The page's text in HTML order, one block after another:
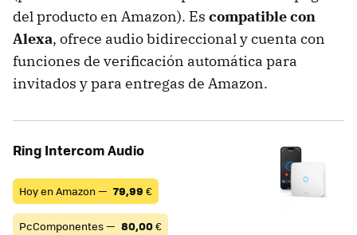
del producto en Amazon). Es compatible con
Alexa, ofrece audio bidireccional y cuenta con
funciones de verificación automática para
invitados y para entregas de Amazon.
Ring Intercom Audio
Hoy en Amazon — 79,99 €
PcComponentes — 80,00€